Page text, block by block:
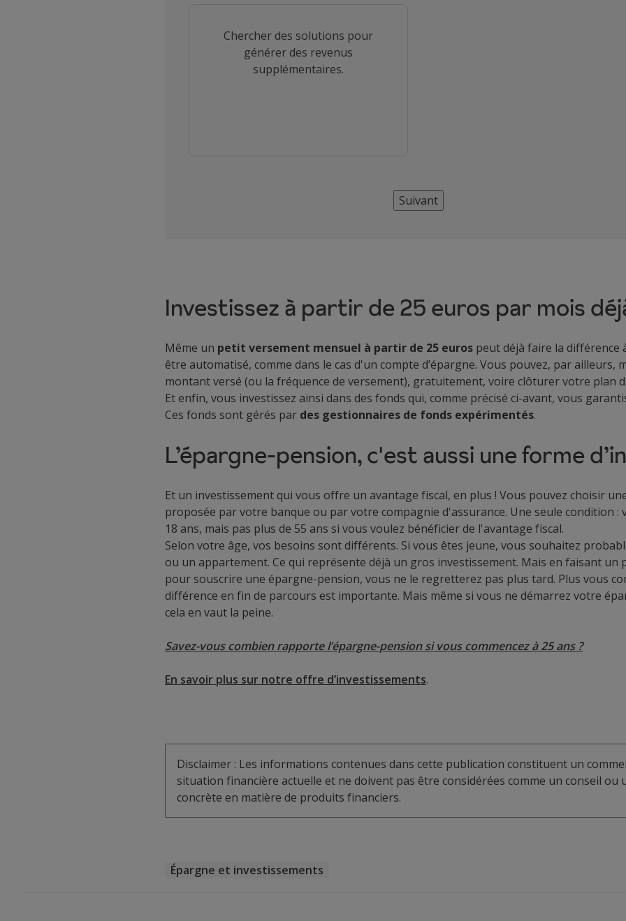
Chercher des solutions pour
générer des revenus
supplémentaires.
Suivant
Investissez à partir de 25 euros par mois
Même un petit versement mensuel à partir de 25 euros peut déjà faire la différence
être automatisé, comme dans le cas d'un compte d’épargne. Vous pouvez, par ailleurs,
montant versé (ou la fréquence de versement), gratuitement, voire clôturer votre plan
Et enfin, vous investissez ainsi dans des fonds qui, comme précisé ci-avant, vous
Ces fonds sont gérés par des gestionnaires de fonds expérimentés.
L’épargne-pension, c'est aussi une forme
Et un investissement qui vous offre un avantage fiscal, en plus ! Vous pouvez choisir
proposée par votre banque ou par votre compagnie d'assurance. Une seule condition :
18 ans, mais pas plus de 55 ans si vous voulez bénéficier de l'avantage fiscal.
Selon votre âge, vos besoins sont différents. Si vous êtes jeune, vous souhaitez
ou un appartement. Ce qui représente déjà un gros investissement. Mais en faisant
pour souscrire une épargne-pension, vous ne le regretterez pas plus tard. Plus vous
différence en fin de parcours est importante. Mais même si vous ne démarrez votre
cela en vaut la peine.
Savez-vous combien rapporte l’épargne-pension si vous commencez à 25 ans ?
En savoir plus sur notre offre d’investissements.
Disclaimer : Les informations contenues dans cette publication constituent un
situation financière actuelle et ne doivent pas être considérées comme un conseil ou
concrète en matière de produits financiers.
Épargne et investissements